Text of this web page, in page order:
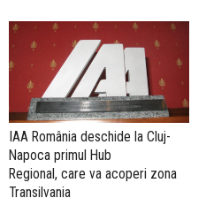
IAA România deschide la Cluj-
Napoca primul Hub
Regional, care va acoperi zona
Transilvania